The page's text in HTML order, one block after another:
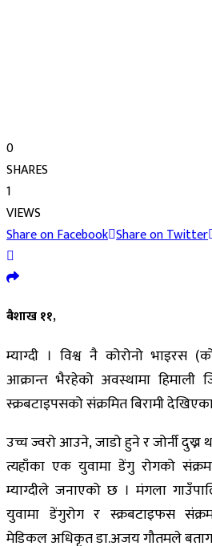
0
SHARES
1
VIEWS
Share on Facebook Share on Twitter
बैशाख ११,
म्याग्दी । विश्व नै कोरोनो भाइरस
आक्रान्त भैरहेको अवस्थामा हिमाली
स्क्रबटाइपसको संक्रमित बिरामी
उच्च ज्वरो आउने, जाडो हुने र जोर्नी
त्यहाँका एक युवामा डेंगु रोगको
म्याग्दीले जनाएको छ । मंगला
युवामा डेंगुरोग र स्क्रबटाइफस
मेडिकल अधिकृत डा.अजय गौतमले